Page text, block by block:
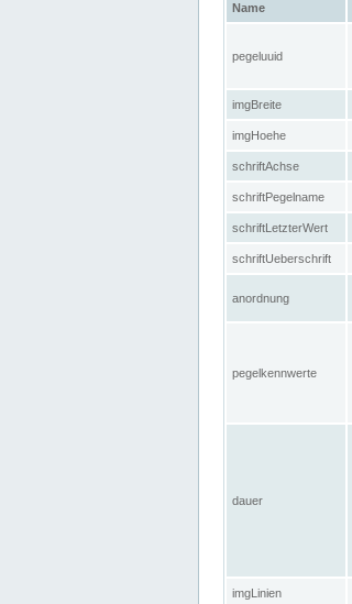
Name
pegeluuid
imgBreite
imgHoehe
schriftAchse
schriftPegelname
schriftLetzterWert
schriftUeberschrift
anordnung
pegelkennwerte
dauer
imgLinien